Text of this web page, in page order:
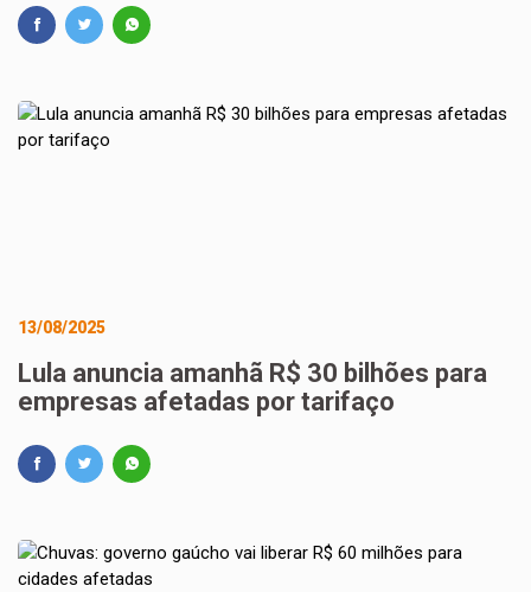
13/08/2025
Lula anuncia amanhã R$ 30 bilhões para
empresas afetadas por tarifaço